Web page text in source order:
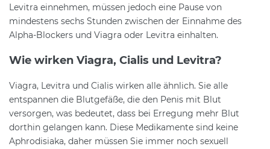
Levitra einnehmen, müssen jedoch eine Pause von
mindestens sechs Stunden zwischen der Einnahme des
Alpha-Blockers und Viagra oder Levitra einhalten.
Wie wirken Viagra, Cialis und Levitra?
Viagra, Levitra und Cialis wirken alle ähnlich. Sie alle
entspannen die Blutgefäße, die den Penis mit Blut
versorgen, was bedeutet, dass bei Erregung mehr Blut
dorthin gelangen kann. Diese Medikamente sind keine
Aphrodisiaka, daher müssen Sie immer noch sexuell